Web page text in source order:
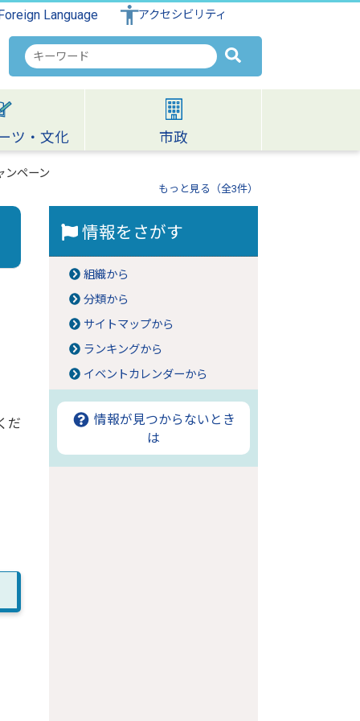
Language アクセシビリティ
検
索
キ
ワ
ー
ド
ツ・文化 市政
ンペーン
もっと見る（全3件）
だ
情報をさがす
組織から
分類から
サイトマップから
ランキングから
イベントカレンダーから
情報が見つからないとき
は